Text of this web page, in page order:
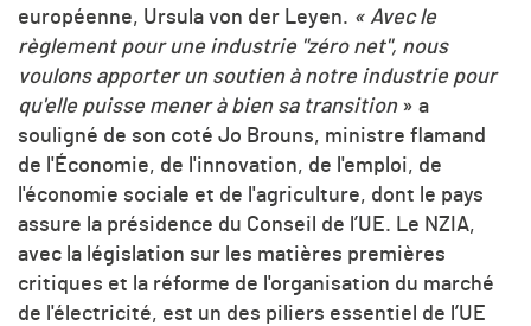
européenne, Ursula von der Leyen. « Avec le
règlement pour une industrie "zéro net", nous
voulons apporter un soutien à notre industrie pour
qu'elle puisse mener à bien sa transition » a
souligné de son coté Jo Brouns, ministre flamand
de l'Économie, de l'innovation, de l'emploi, de
l'économie sociale et de l'agriculture, dont le pays
assure la présidence du Conseil de l’UE. Le NZIA,
avec la législation sur les matières premières
critiques et la réforme de l'organisation du marché
de l'électricité, est un des piliers essentiel de l’UE